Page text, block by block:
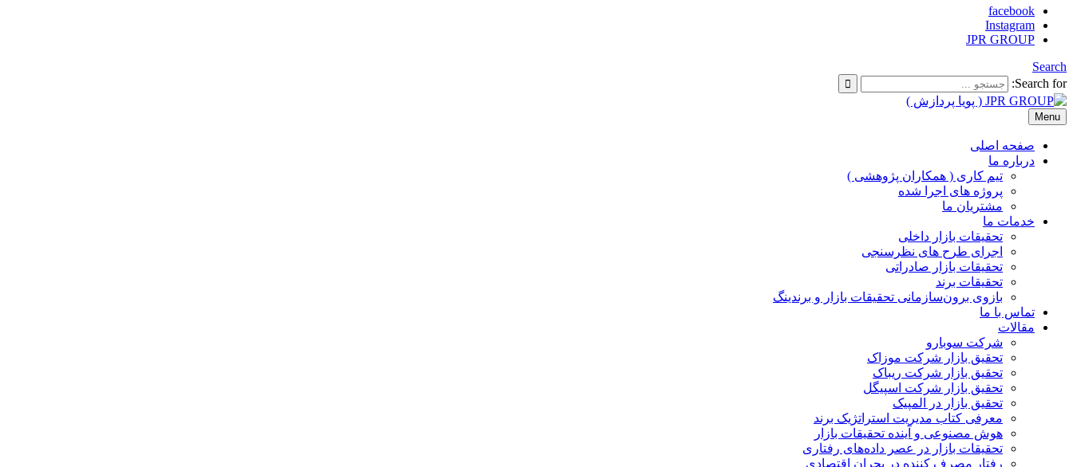
facebook
Instagram
JPR GROUP
Search
Search for:
JPR GROUP ( پویا پردازش )
تحقیقات بازار و برند
Menu
صفحه اصلی
درباره ما
تیم کاری ( همکاران پژوهشی )
پروژه های اجرا شده
مشتریان ما
خدمات ما
تحقیقات بازار داخلی
اجرای طرح های نظرسنجی
تحقیقات بازار صادراتی
تحقیقات برند
بازوی برون‌سازمانی تحقیقات بازار و برندینگ
تماس با ما
مقالات
شرکت سوبارو
تحقیق بازار شرکت موزاک
تحقیق بازار شرکت ریباک
تحقیق بازار شرکت اسپیگل
تحقیق بازار در المپیک
معرفی کتاب مدیریت استراتژیک برند
هوش مصنوعی و آینده تحقیقات بازار
تحقیقات بازار در عصر داده‌های رفتاری
رفتار مصرف کننده در بحران اقتصادی